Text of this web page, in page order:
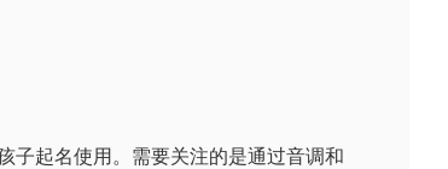
子起名使用。需要关注的是通过音调和